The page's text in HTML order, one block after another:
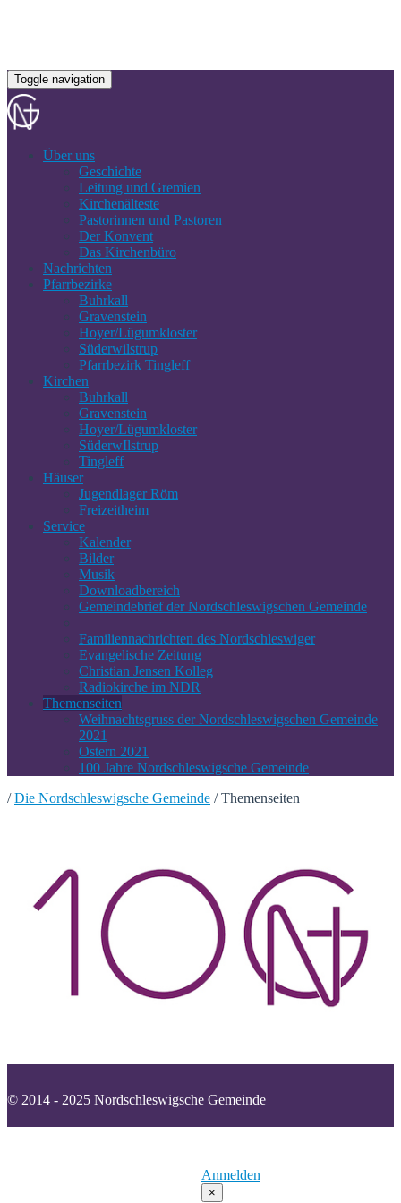
Toggle navigation
Über uns
Geschichte
Leitung und Gremien
Kirchenälteste
Pastorinnen und Pastoren
Der Konvent
Das Kirchenbüro
Nachrichten
Pfarrbezirke
Buhrkall
Gravenstein
Hoyer/Lügumkloster
Süderwilstrup
Pfarrbezirk Tingleff
Kirchen
Buhrkall
Gravenstein
Hoyer/Lügumkloster
SüderwIlstrup
Tingleff
Häuser
Jugendlager Röm
Freizeitheim
Service
Kalender
Bilder
Musik
Downloadbereich
Gemeindebrief der Nordschleswigschen Gemeinde
Familiennachrichten des Nordschleswiger
Evangelische Zeitung
Christian Jensen Kolleg
Radiokirche im NDR
Themenseiten
Weihnachtsgruss der Nordschleswigschen Gemeinde
2021
Ostern 2021
100 Jahre Nordschleswigsche Gemeinde
/ Die Nordschleswigsche Gemeinde /Themenseiten
© 2014 - 2025 Nordschleswigsche Gemeinde
Anmelden
×